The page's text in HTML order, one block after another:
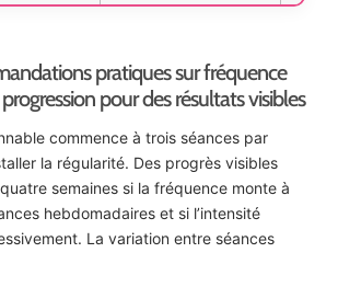
pratiques sur fréquence
pour des résultats visibles
commence à trois séances par
la régularité. Des progrès visibles
semaines si la fréquence monte à
hebdomadaires et si l’intensité
La variation entre séances